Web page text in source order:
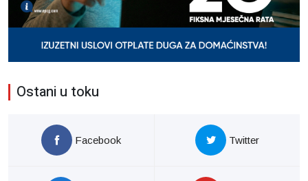
Ostani u toku
Facebook Twitter